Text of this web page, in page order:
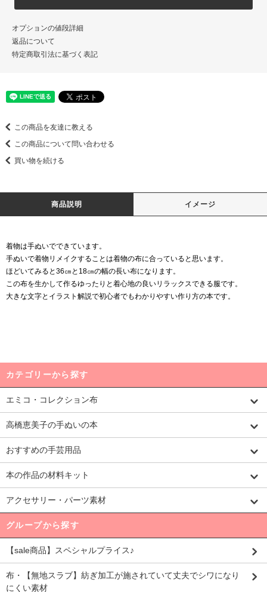
オプションの値段詳細
返品について
特定商取引法に基づく表記
この商品を友達に教える
この商品について問い合わせる
買い物を続ける
商品説明 イメージ
着物は手ぬいでできています。
手ぬいで着物リメイクすることは着物の布に合っていると思います。
ほどいてみると36㎝と18㎝の幅の長い布になります。
この布を生かして作るゆったりと着心地の良いリラックスできる服です。
大きな文字とイラスト解説で初心者でもわかりやすい作り方の本です。
カテゴリーから探す
エミコ・コレクション布
高橋恵美子の手ぬいの本
おすすめの手芸用品
本の作品の材料キット
アクセサリー・パーツ素材
グループから探す
【sale商品】スペシャルプライス♪
布・【無地スラブ】紡ぎ加工が施されていて丈夫でシワになり
にくい素材